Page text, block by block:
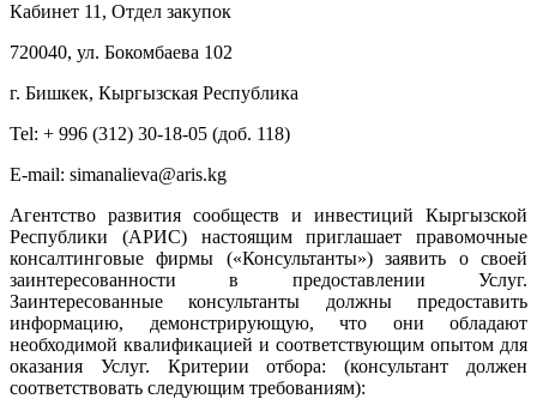
Кабинет 11, Отдел закупок
720040, ул. Бокомбаева 102
г. Бишкек, Кыргызская Республика
Tel: + 996 (312) 30-18-05 (доб. 118)
E-mail: simanalieva@aris.kg
Агентство развития сообществ и инвестиций Кыргызской
Республики (АРИС) настоящим приглашает правомочные
консалтинговые фирмы («Консультанты») заявить о своей
заинтересованности в предоставлении Услуг.
Заинтересованные консультанты должны предоставить
информацию, демонстрирующую, что они обладают
необходимой квалификацией и соответствующим опытом для
оказания Услуг. Критерии отбора: (консультант должен
соответствовать следующим требованиям):